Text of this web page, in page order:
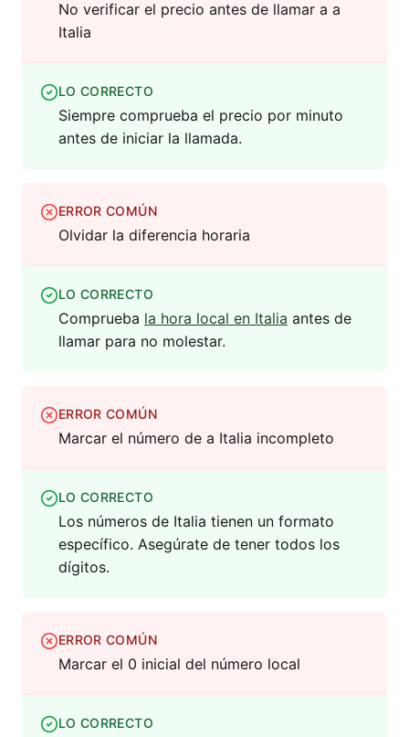
No verificar el precio antes de llamar a a
Italia
LO CORRECTO
Siempre comprueba el precio por minuto
antes de iniciar la llamada.
ERROR COMÚN
Olvidar la diferencia horaria
LO CORRECTO
Comprueba la hora local en Italia antes de
llamar para no molestar.
ERROR COMÚN
Marcar el número de a Italia incompleto
LO CORRECTO
Los números de Italia tienen un formato
específico. Asegúrate de tener todos los
dígitos.
ERROR COMÚN
Marcar el 0 inicial del número local
LO CORRECTO